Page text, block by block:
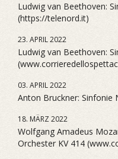
Ludwig van Beethoven:
(https://telenord.it)
23. APRIL 2022
Ludwig van Beethoven:
03. APRIL 2022
Anton Bruckner: Sinfonie
18. MÄRZ 2022
Wolfgang Amadeus
Orchester KV 414